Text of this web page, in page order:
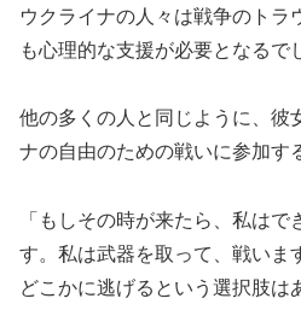
ウクライナの人々は戦争のトラ
も心理的な支援が必要となるで
他の多くの人と同じように、彼
ナの自由のための戦いに参加す
「もしその時が来たら、私はで
す。私は武器を取って、戦いま
どこかに逃げるという選択肢は